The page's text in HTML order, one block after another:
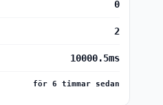
0
2
10000.5ms
för 6 timmar sedan